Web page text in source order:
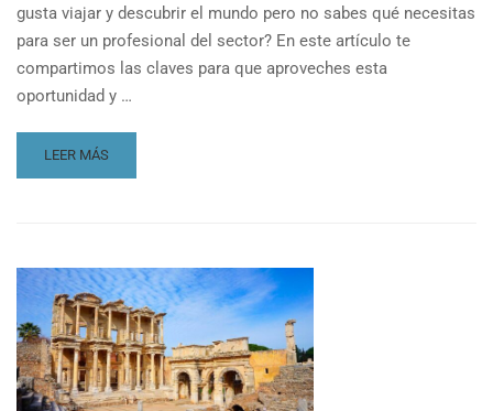
gusta viajar y descubrir el mundo pero no sabes qué necesitas
para ser un profesional del sector? En este artículo te
compartimos las claves para que aproveches esta
oportunidad y …
READ
MORE
DE
TURISMO
LEER MÁS